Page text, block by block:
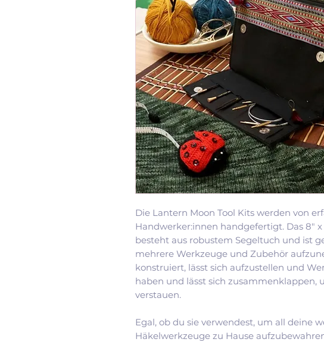
Die Lantern Moon Tool Kits werden von
Handwerker:innen handgefertigt. Das 8"
besteht aus robustem Segeltuch und ist
mehrere Werkzeuge und Zubehör
konstruiert, lässt sich aufzustellen und
haben und lässt sich zusammenklappen,
verstauen.
Egal, ob du sie verwendest, um all deine
Häkelwerkzeuge zu Hause